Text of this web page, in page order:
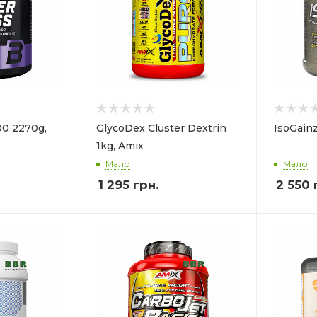
2270g,
GlycoDex Cluster Dextrin
1kg, Amix
Мало
1 295грн.
Мало
2 550